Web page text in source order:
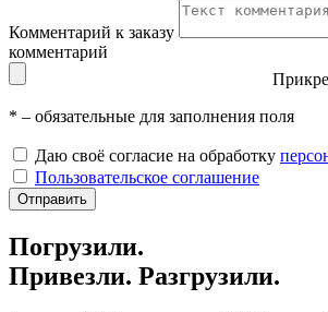
Комментарий к заказу
комментарий
* – обязательные для заполнения поля
Даю своё согласие на обработку
Пользовательское соглашение
Отправить
Погрузили.
Привезли. Разгрузили.